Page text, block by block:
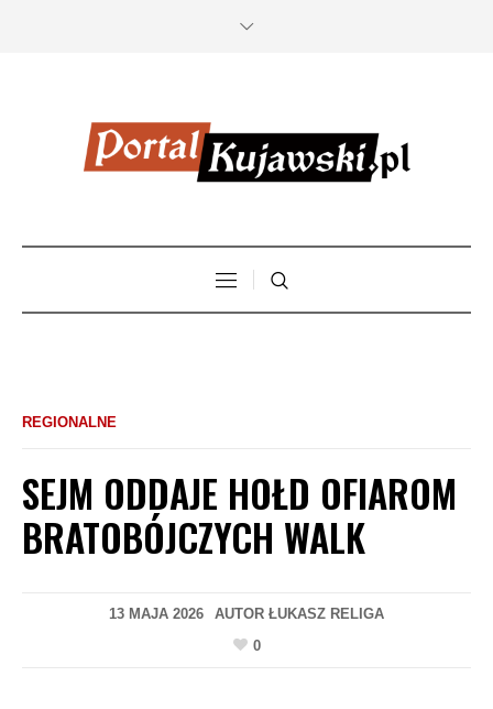
REGIONALNE
SEJM ODDAJE HOŁD OFIAROM
BRATOBÓJCZYCH WALK
13 MAJA 2026 AUTOR ŁUKASZ RELIGA
0